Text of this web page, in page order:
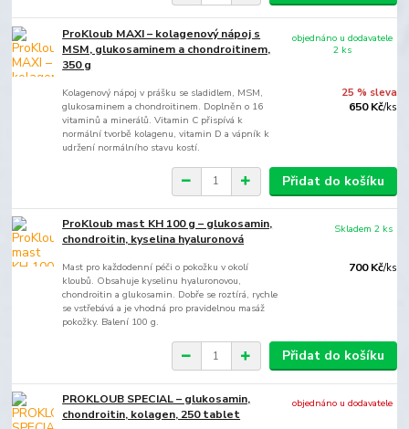
ProKloub MAXI – kolagenový nápoj s
MSM, glukosaminem a chondroitinem,
350 g
Kolagenový nápoj v prášku se sladidlem, MSM,
glukosaminem a chondroitinem. Doplněn o 16
vitaminů a minerálů. Vitamin C přispívá k
normální tvorbě kolagenu, vitamin D a vápník k
udržení normálního stavu kostí.
25 % sleva
650 Kč/ks
objednáno u dodavatele
2 ks
Přidat do košíku
ProKloub mast KH 100 g – glukosamin,
chondroitin, kyselina hyaluronová
Mast pro každodenní péči o pokožku v okolí
kloubů. Obsahuje kyselinu hyaluronovou,
chondroitin a glukosamin. Dobře se roztírá, rychle
se vstřebává a je vhodná pro pravidelnou masáž
pokožky. Balení 100 g.
700 Kč/ks
Skladem 2 ks
Přidat do košíku
PROKLOUB SPECIAL – glukosamin,
chondroitin, kolagen, 250 tablet
objednáno u dodavatele